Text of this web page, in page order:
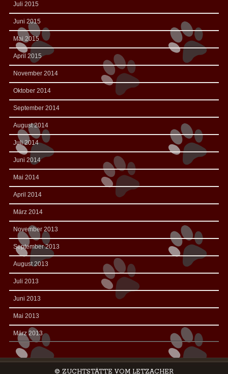
Juli 2015
Juni 2015
Mai 2015
April 2015
November 2014
Oktober 2014
September 2014
August 2014
Juli 2014
Juni 2014
Mai 2014
April 2014
März 2014
November 2013
September 2013
August 2013
Juli 2013
Juni 2013
Mai 2013
März 2013
© ZUCHTSTÄTTE VOM LETZACHER